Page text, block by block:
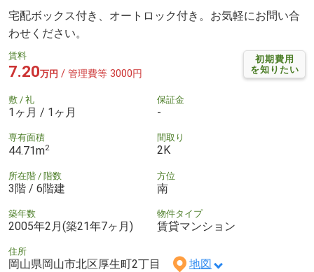
宅配ボックス付き、オートロック付き。お気軽にお問い合
わせください。
初期費用
を知りたい
賃料
7.20万円 / 管理費等 3000円
敷 / 礼
1ヶ月 / 1ヶ月
保証金
-
専有面積
44.71m2
間取り
2K
所在階 / 階数
3階 / 6階建
方位
南
築年数
2005年2月(築21年7ヶ月)
物件タイプ
賃貸マンション
住所
岡山県岡山市北区厚生町2丁目 地図